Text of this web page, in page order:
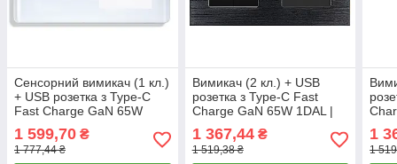
Сенсорний вимикач (1 кл.)
+ USB розетка з Type-C
Fast Charge GaN 65W
SW1G-FC65W.WT)
1 599,70 ₴
1 777,44 ₴
Вимикач (2 кл.) + USB
розетка з Type-C Fast
Charge GaN 65W 1DAL |
SW2G-FC65W.BL)
1 367,44₴
1 519,38 ₴
1
1